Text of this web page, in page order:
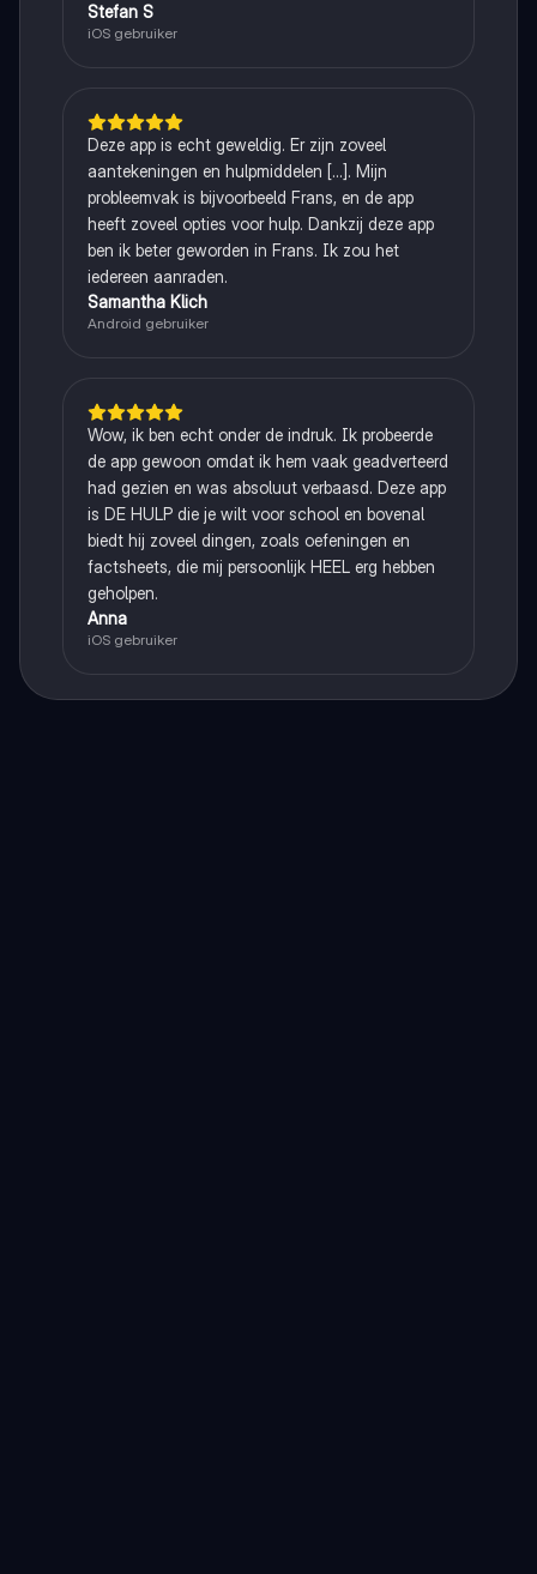
Stefan S
iOS gebruiker
Deze app is echt geweldig. Er zijn zoveel
aantekeningen en hulpmiddelen [...]. Mijn
probleemvak is bijvoorbeeld Frans, en de app
heeft zoveel opties voor hulp. Dankzij deze app
ben ik beter geworden in Frans. Ik zou het
iedereen aanraden.
Samantha Klich
Android gebruiker
Wow, ik ben echt onder de indruk. Ik probeerde
de app gewoon omdat ik hem vaak geadverteerd
had gezien en was absoluut verbaasd. Deze app
is DE HULP die je wilt voor school en bovenal
biedt hij zoveel dingen, zoals oefeningen en
factsheets, die mij persoonlijk HEEL erg hebben
geholpen.
Anna
iOS gebruiker